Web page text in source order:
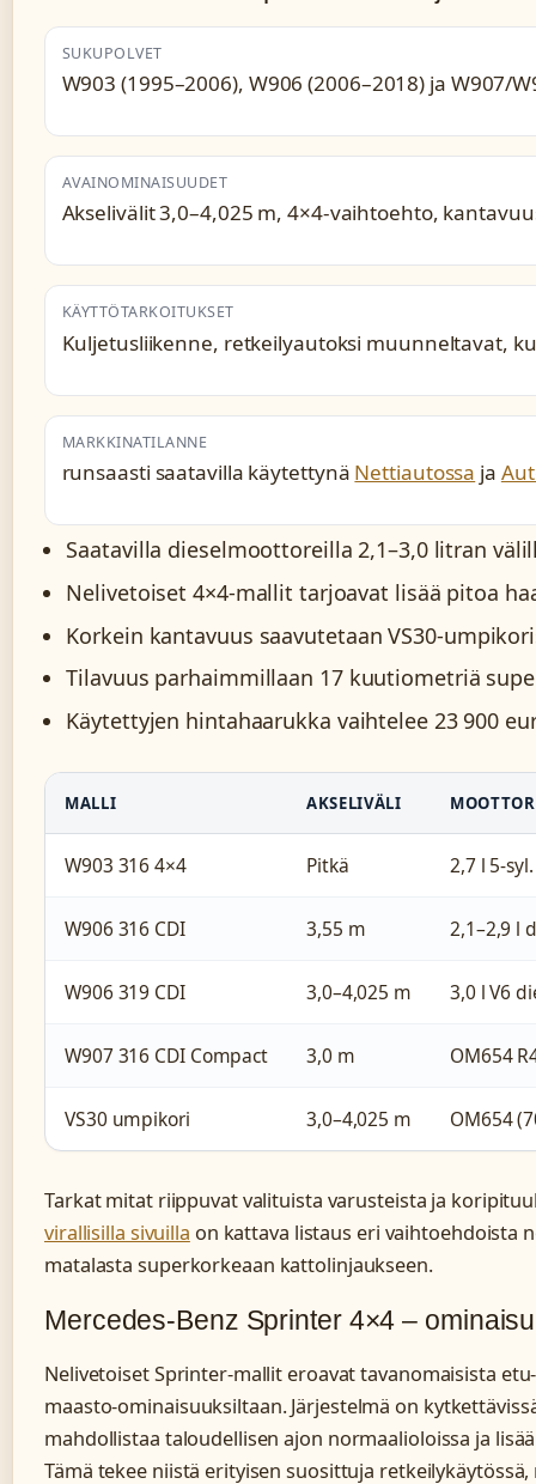
SUKUPOLVET
W903 (1995–2006), W906 (2006–2018) ja W907/
AVAINOMINAISUUDET
Akselivälit 3,0–4,025 m, 4×4-vaihtoehto,
KÄYTTÖTARKOITUKSET
Kuljetusliikenne, retkeilyautoksi muunneltavat,
MARKKINATILANNE
runsaasti saatavilla käytettynä Nettiautossa ja
Saatavilla dieselmoottoreilla 2,1–3,0 litran
Nelivetoiset 4×4-mallit tarjoavat lisää pitoa
Korkein kantavuus saavutetaan VS30-
Tilavuus parhaimmillaan 17 kuutiometriä
Käytettyjen hintahaarukka vaihtelee 23 900
MALLI AKSELIVÄLI
W903 316 4×4 Pitkä 2,7 l 5-
W906 316 CDI 3,55 m 2,1–2,9 l
W906 319 CDI 3,0–4,025 m 3,0 l V6
W907 316 CDI Compact 3,0 m OM654
VS30 umpikori 3,0–4,025 m OM654
Tarkat mitat riippuvat valituista varusteista ja
virallisilla sivuilla on kattava listaus eri vaihtoehdoista
matalasta superkorkeaan kattolinjaukseen.
Mercedes-Benz Sprinter 4×4 –
Nelivetoiset Sprinter-mallit eroavat tavanomaisista
maasto-ominaisuuksiltaan. Järjestelmä on
mahdollistaa taloudellisen ajon normaalioloissa ja
Tämä tekee niistä erityisen suosittuja